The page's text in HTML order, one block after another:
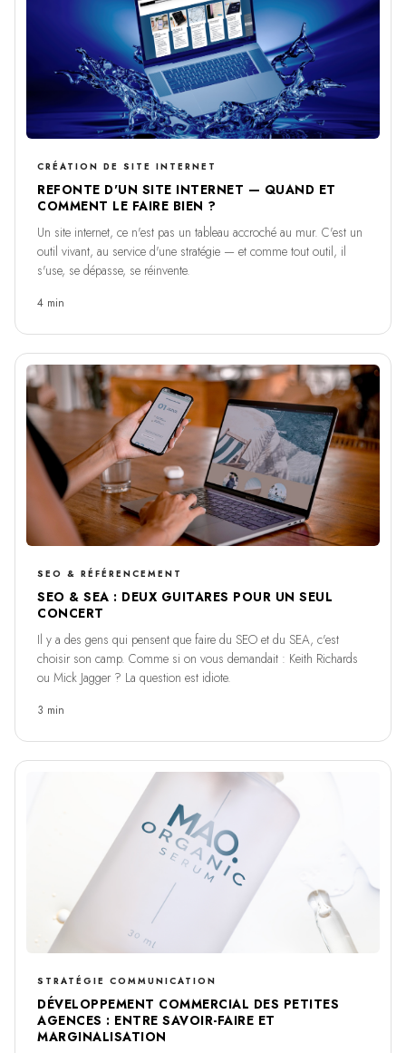
CRÉATION DE SITE INTERNET
REFONTE D'UN SITE INTERNET — QUAND ET
COMMENT LE FAIRE BIEN ?
Un site internet, ce n'est pas un tableau accroché au mur. C'est un
outil vivant, au service d'une stratégie — et comme tout outil, il
s'use, se dépasse, se réinvente.
4 min
SEO & RÉFÉRENCEMENT
SEO & SEA : DEUX GUITARES POUR UN SEUL
CONCERT
Il y a des gens qui pensent que faire du SEO et du SEA, c'est
choisir son camp. Comme si on vous demandait : Keith Richards
ou Mick Jagger ? La question est idiote.
3 min
STRATÉGIE COMMUNICATION
DÉVELOPPEMENT COMMERCIAL DES PETITES
AGENCES : ENTRE SAVOIR-FAIRE ET
MARGINALISATION